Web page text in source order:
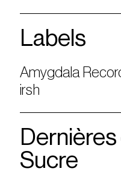
Labels
Amygdala
irsh
Sucre